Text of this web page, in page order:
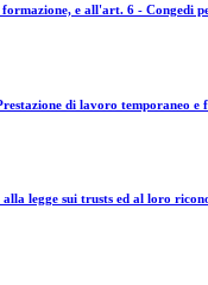
e all'art. 6 - Congedi
di lavoro temporaneo e
legge sui trusts ed al loro